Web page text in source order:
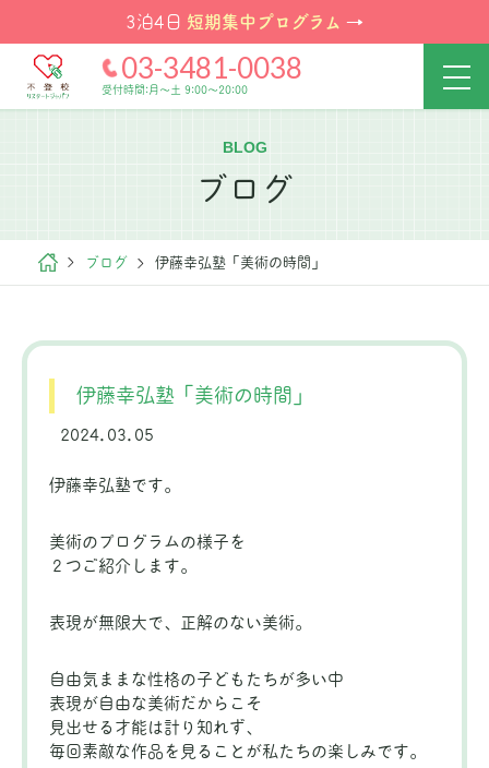
3泊4日 短期集中プログラム →
03-3481-0038
受付時間:月～土 9:00～20:00
BLOG
ブログ
ブログ 伊藤幸弘塾「美術の時間」
伊藤幸弘塾「美術の時間」
2024.03.05
伊藤幸弘塾です。
美術のプログラムの様子を
２つご紹介します。
表現が無限大で、正解のない美術。
自由気ままな性格の子どもたちが多い中
表現が自由な美術だからこそ
見出せる才能は計り知れず、
毎回素敵な作品を見ることが私たちの楽しみです。